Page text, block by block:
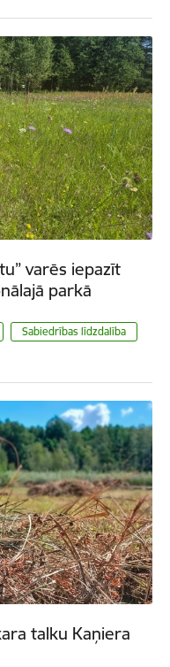
varēs iepazīt
parkā
Sabiedrības līdzdalība
talku Kaņiera